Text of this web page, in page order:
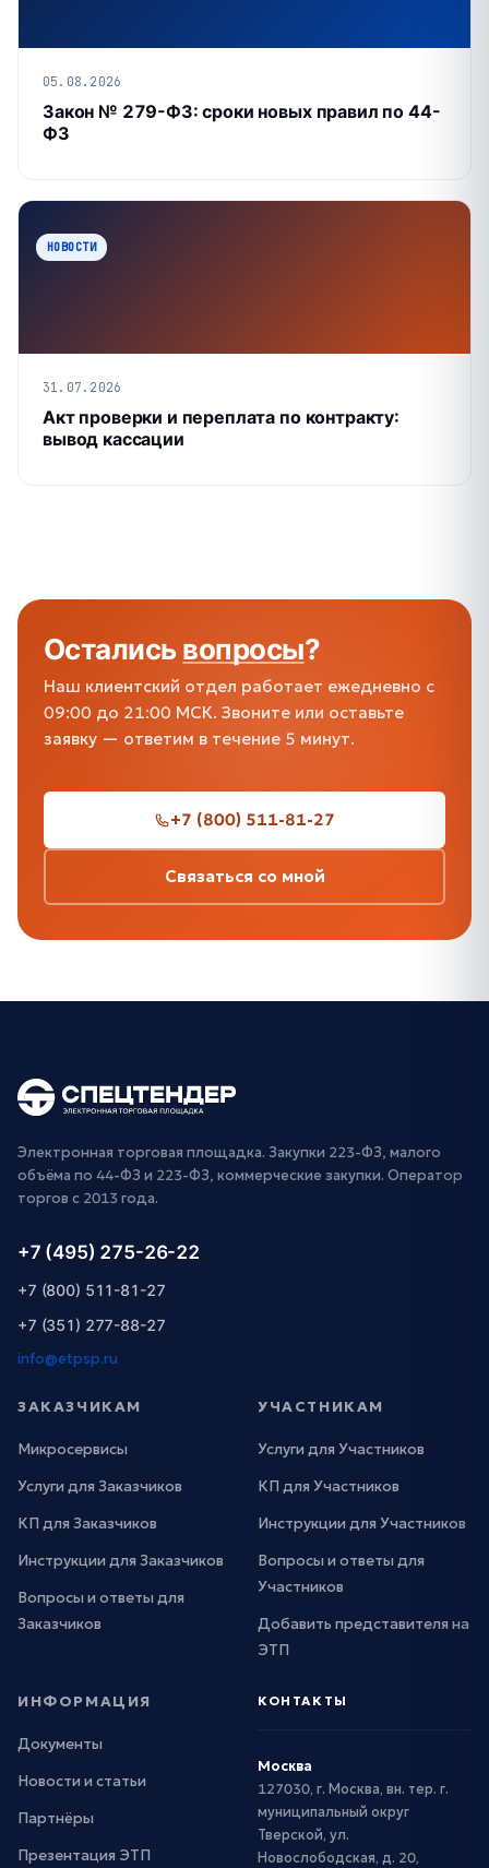
05.08.2026
Закон № 279-ФЗ: сроки новых правил по 44-
ФЗ
НОВОСТИ
31.07.2026
Акт проверки и переплата по контракту:
вывод кассации
Осталисьвопросы?
Наш клиентский отдел работает ежедневно с
09:00 до 21:00 МСК. Звоните или оставьте
заявку — ответим в течение 5 минут.
+7 (800) 511-81-27
Связаться со мной
Электронная торговая площадка. Закупки 223-ФЗ, малого
объёма по 44-ФЗ и 223-ФЗ, коммерческие закупки. Оператор
торгов с 2013 года.
+7 (495) 275-26-22
+7 (800) 511-81-27
+7 (351) 277-88-27
info@etpsp.ru
ЗАКАЗЧИКАМ
Микросервисы
Услуги для Заказчиков
КП для Заказчиков
Инструкции для Заказчиков
Вопросы и ответы для
Заказчиков
УЧАСТНИКАМ
Услуги для Участников
КП для Участников
Инструкции для Участников
Вопросы и ответы для
Участников
Добавить представителя на
ЭТП
ИНФОРМАЦИЯ
Документы
Новости и статьи
Партнёры
Презентация ЭТП
КОНТАКТЫ
Москва
127030, г. Москва, вн. тер. г.
муниципальный округ
Тверской, ул.
Новослободская, д. 20,